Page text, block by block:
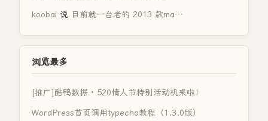
koobai 说 目前就一台老的 2013 款ma…
浏览最多
[推广]酷鸭数据 · 520情人节特别活动机来啦！
WordPress首页调用typecho教程（1.3.0版）